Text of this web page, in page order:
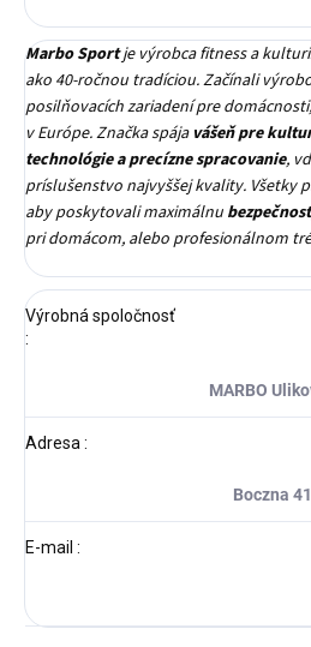
Marbo Sportje výrobca fitness a
ako 40-ročnou tradíciou. Začínali
posilňovacích zariadení pre
v Európe. Značka spája vášeň pre
technológie a precízne spracovanie,
príslušenstvo najvyššej kvality. Všetky
aby poskytovali maximálnu
pri domácom, alebo profesionálnom
Výrobná spoločnosť
:
MARBO
Adresa :
Boczna
E-mail :